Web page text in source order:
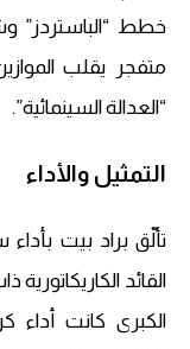
خطط “الباستردز”
متفجر يقلب
“العدالة السينمائية”.
التمثيل والأداء
تألّق براد بيت
القائد الكاريكاتورية
الكبرى كانت أداء